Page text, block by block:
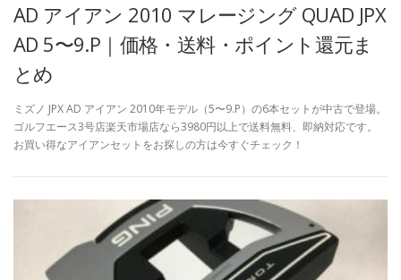
AD アイアン 2010 マレージング QUAD JPX
AD 5〜9.P｜価格・送料・ポイント還元ま
とめ
ミズノ JPX AD アイアン 2010年モデル（5〜9.P）の6本セットが中古で登場。
ゴルフエース3号店楽天市場店なら3980円以上で送料無料、即納対応です。
お買い得なアイアンセットをお探しの方は今すぐチェック！